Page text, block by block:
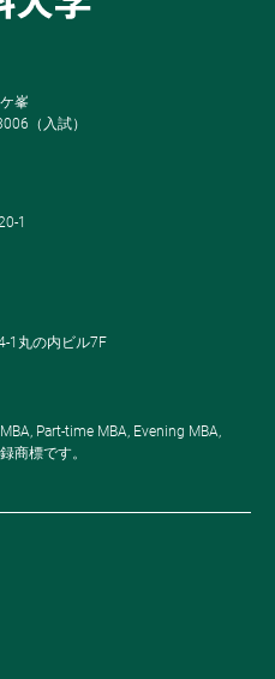
峯
（入試）
1
1丸の内ビル7F
Part-time MBA, Evening MBA,
商標です。